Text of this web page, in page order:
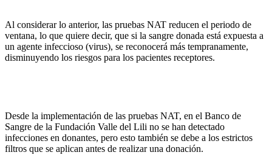
Al considerar lo anterior, las pruebas NAT reducen el periodo de
ventana, lo que quiere decir, que si la sangre donada está expuesta a
un agente infeccioso (virus), se reconocerá más tempranamente,
disminuyendo los riesgos para los pacientes receptores.
Desde la implementación de las pruebas NAT, en el Banco de
Sangre de la Fundación Valle del Lili no se han detectado
infecciones en donantes, pero esto también se debe a los estrictos
filtros que se aplican antes de realizar una donación.